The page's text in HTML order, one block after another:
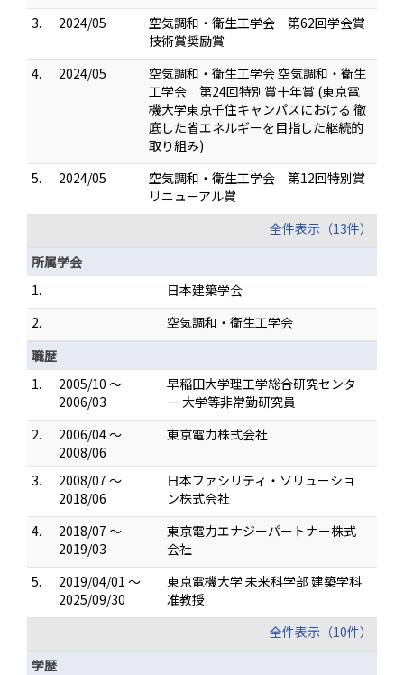
3.
2024/05
空気調和・衛生工学会 第62回学会賞
技術賞奨励賞
4.
2024/05
空気調和・衛生工学会 空気調和・衛生
工学会 第24回特別賞十年賞 (東京電
機大学東京千住キャンパスにおける 徹
底した省エネルギーを目指した継続的
取り組み)
5.
2024/05
空気調和・衛生工学会 第12回特別賞
リニューアル賞
全件表示（13件）
所属学会
1.
日本建築学会
2.
空気調和・衛生工学会
職歴
1.
2005/10 ～
2006/03
早稲田大学理工学総合研究センタ
ー 大学等非常勤研究員
2.
2006/04 ～
2008/06
東京電力株式会社
3.
2008/07 ～
2018/06
日本ファシリティ・ソリューショ
ン株式会社
4.
2018/07 ～
2019/03
東京電力エナジーパートナー株式
会社
5.
2019/04/01 ～
2025/09/30
東京電機大学 未来科学部 建築学科
准教授
全件表示（10件）
学歴